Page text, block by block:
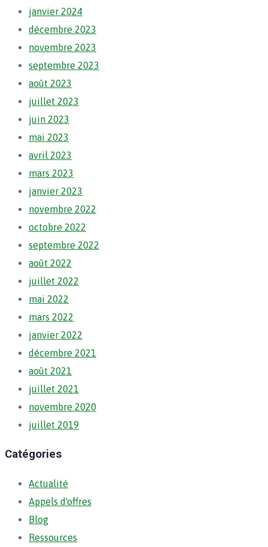
janvier 2024
décembre 2023
novembre 2023
septembre 2023
août 2023
juillet 2023
juin 2023
mai 2023
avril 2023
mars 2023
janvier 2023
novembre 2022
octobre 2022
septembre 2022
août 2022
juillet 2022
mai 2022
mars 2022
janvier 2022
décembre 2021
août 2021
juillet 2021
novembre 2020
juillet 2019
Catégories
Actualité
Appels d'offres
Blog
Ressources